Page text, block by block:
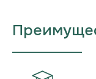
___________________